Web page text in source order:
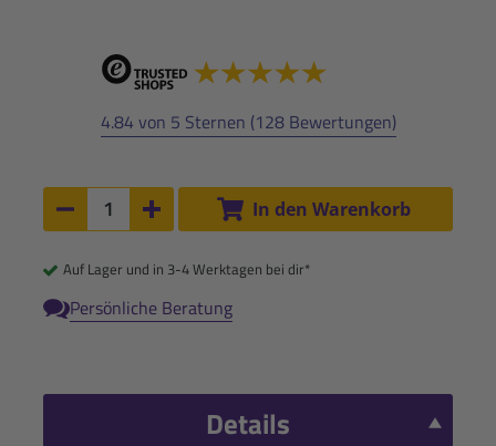
4.84 von 5 Sternen (128 Bewertungen)
Anzahl:
Anzahl um 1 verringern
Anzahl um 1 erhöhen
In den Warenkorb
Auf Lager und in 3-4 Werktagen bei dir*
Persönliche Beratung
Details